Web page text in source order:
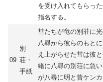
を受け入れてもらっ
指名する。
09
別
荘・
手紙
彗たちが竜の別荘に
八尋から彼らのもと
え上がらせた彗は彼
緒に八尋の別荘に急
が八尋に明と昔ケン